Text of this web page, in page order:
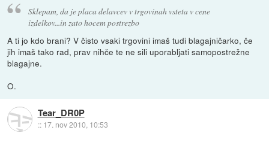
Sklepam, da je placa delavcev v trgovinah vsteta v cene
izdelkov...in zato hocem postrezbo
A ti jo kdo brani? V čisto vsaki trgovini imaš tudi blagajničarko, če
jih imaš tako rad, prav nihče te ne sili uporabljati samopostrežne
blagajne.
O.
Tear_DR0P
:: 17. nov 2010, 10:53